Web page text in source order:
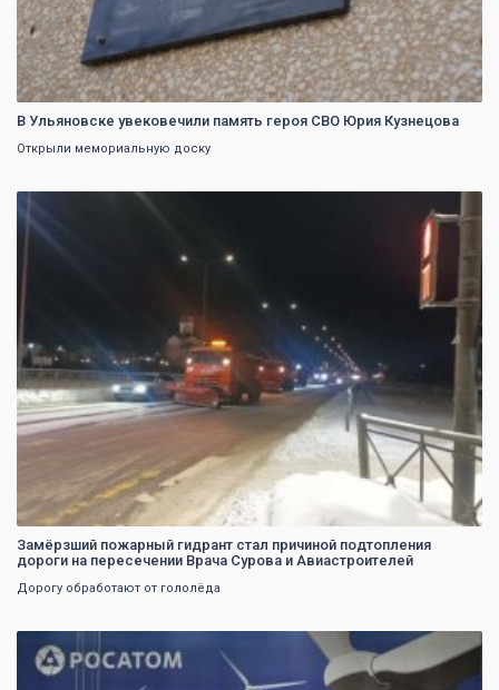
В Ульяновске увековечили память героя СВО Юрия Кузнецова
Открыли мемориальную доску
Замёрзший пожарный гидрант стал причиной подтопления
дороги на пересечении Врача Сурова и Авиастроителей
Дорогу обработают от гололёда
0